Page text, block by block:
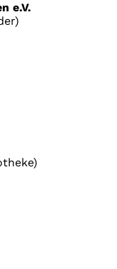
e.V.